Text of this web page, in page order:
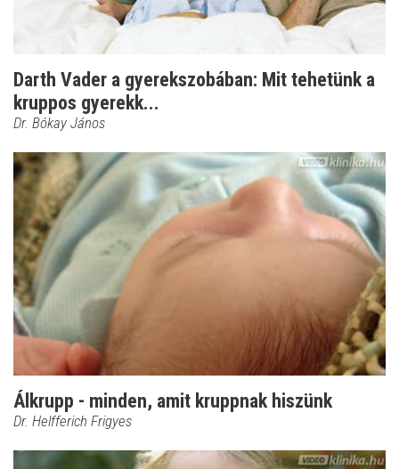
Darth Vader a gyerekszobában: Mit tehetünk a
kruppos gyerekk...
Dr. Bókay János
Álkrupp - minden, amit kruppnak hiszünk
Dr. Helfferich Frigyes